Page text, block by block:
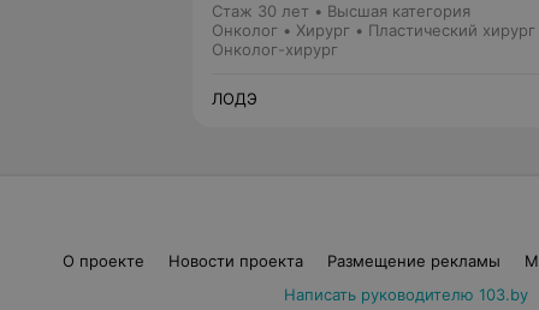
Стаж 30 лет • Высшая категория
Онколог • Хирург • Пластический хирург
Онколог-хирург
ЛОДЭ
О проекте Новости проекта Размещение рекламы
Написать руководителю 103.by